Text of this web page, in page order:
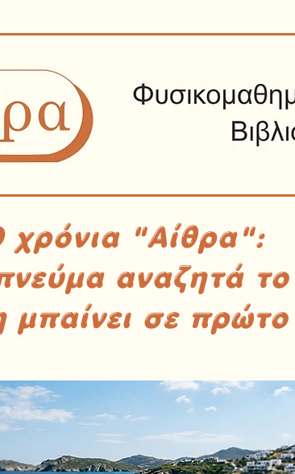
χρόνια "Αίθρα":
αναζητά
μπαίνει σε